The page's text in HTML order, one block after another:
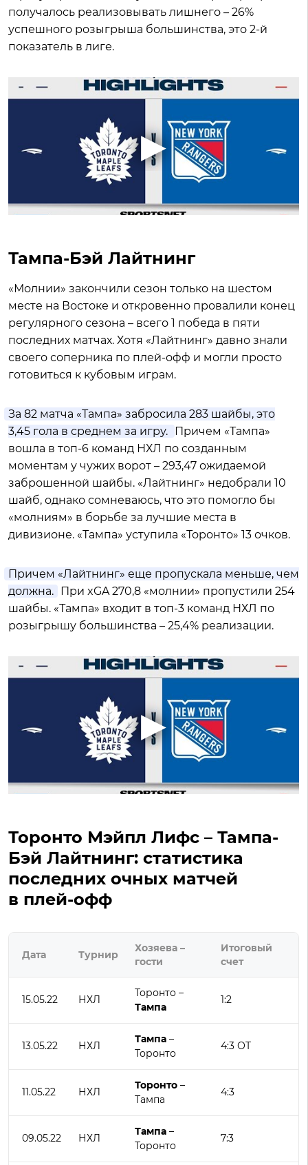
получалось реализовывать лишнего – 26%
успешного розыгрыша большинства, это 2-й
показатель в лиге.
Тампа-Бэй Лайтнинг
«Молнии» закончили сезон только на шестом
месте на Востоке и откровенно провалили конец
регулярного сезона – всего 1 победа в пяти
последних матчах. Хотя «Лайтнинг» давно знали
своего соперника по плей-офф и могли просто
готовиться к кубовым играм.
За 82 матча «Тампа» забросила 283 шайбы, это
3,45 гола в среднем за игру. Причем «Тампа»
вошла в топ-6 команд НХЛ по созданным
моментам у чужих ворот – 293,47 ожидаемой
заброшенной шайбы. «Лайтнинг» недобрали 10
шайб, однако сомневаюсь, что это помогло бы
«молниям» в борьбе за лучшие места в
дивизионе. «Тампа» уступила «Торонто» 13 очков.
Причем «Лайтнинг» еще пропускала меньше, чем
должна. При xGA 270,8 «молнии» пропустили 254
шайбы. «Тампа» входит в топ-3 команд НХЛ по
розыгрышу большинства – 25,4% реализации.
Торонто Мэйпл Лифс – Тампа-
Бэй Лайтнинг: статистика
последних очных матчей
в плей-офф
Дата Турнир
Хозяева –
гости
Итоговый
счет
15.05.22 НХЛ
Торонто –
Тампа
1:2
13.05.22 НХЛ
Тампа –
Торонто
4:3 ОТ
11.05.22 НХЛ
Торонто –
Тампа
4:3
09.05.22 НХЛ
Тампа –
Торонто
7:3